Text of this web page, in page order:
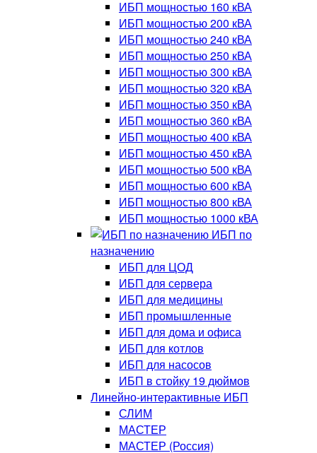
ИБП мощностью 160 кВА
ИБП мощностью 200 кВА
ИБП мощностью 240 кВА
ИБП мощностью 250 кВА
ИБП мощностью 300 кВА
ИБП мощностью 320 кВА
ИБП мощностью 350 кВА
ИБП мощностью 360 кВА
ИБП мощностью 400 кВА
ИБП мощностью 450 кВА
ИБП мощностью 500 кВА
ИБП мощностью 600 кВА
ИБП мощностью 800 кВА
ИБП мощностью 1000 кВА
ИБП по
назначению
ИБП для ЦОД
ИБП для сервера
ИБП для медицины
ИБП промышленные
ИБП для дома и офиса
ИБП для котлов
ИБП для насосов
ИБП в стойку 19 дюймов
Линейно-интерактивные ИБП
СЛИМ
МАСТЕР
МАСТЕР (Россия)